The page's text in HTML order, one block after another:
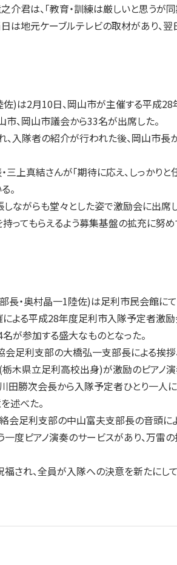
介君は、「教育・訓練は厳しいと思う
日は地元ケーブルテレビの取材があり
)は2月10日、岡山市が主催する平成
市、岡山市議会から33名が出席した。
入隊者の紹介が行われた後、岡山市長
上真結さんが「期待に応え、しっかり
。
ながらも堂々とした姿で激励会に出席
てもらえるよう募集基盤の拡充に努め
長・奥村晶一1陸佐)は足利市民会館に
よる平成28年度足利市入隊予定者激
が参加する盛大なものとなった。
足利支部の大橋弘一支部長による挨拶
木県立足利高校出身)が激励のピアノ演
勝次会長から入隊予定者ひとり一人
述べた。
足利支部の中山富夫支部長の音頭に
度ピアノ演奏のサービスがあり、万雷
され、全員が入隊への決意を新たにして